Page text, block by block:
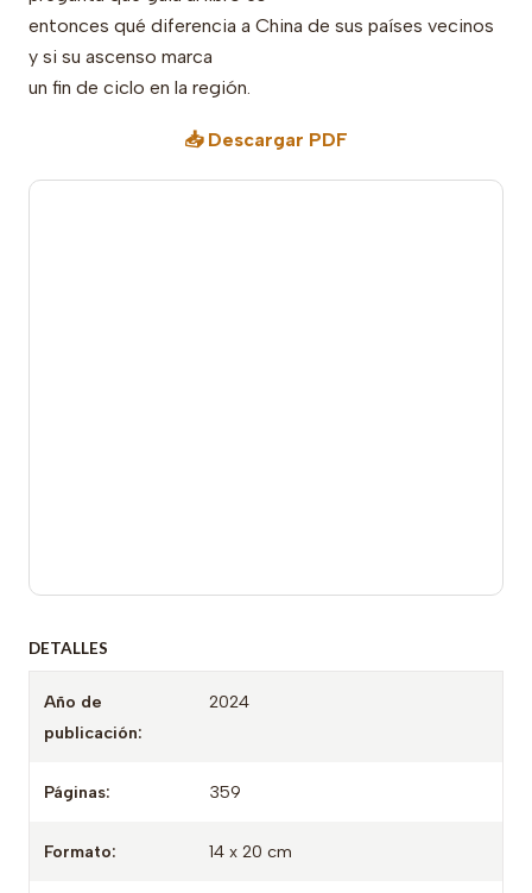
entonces qué diferencia a China de sus países vecinos
y si su ascenso marca
un fin de ciclo en la región.
📥 Descargar PDF
DETALLES
Año de
publicación:
2024
Páginas: 359
Formato: 14 x 20 cm